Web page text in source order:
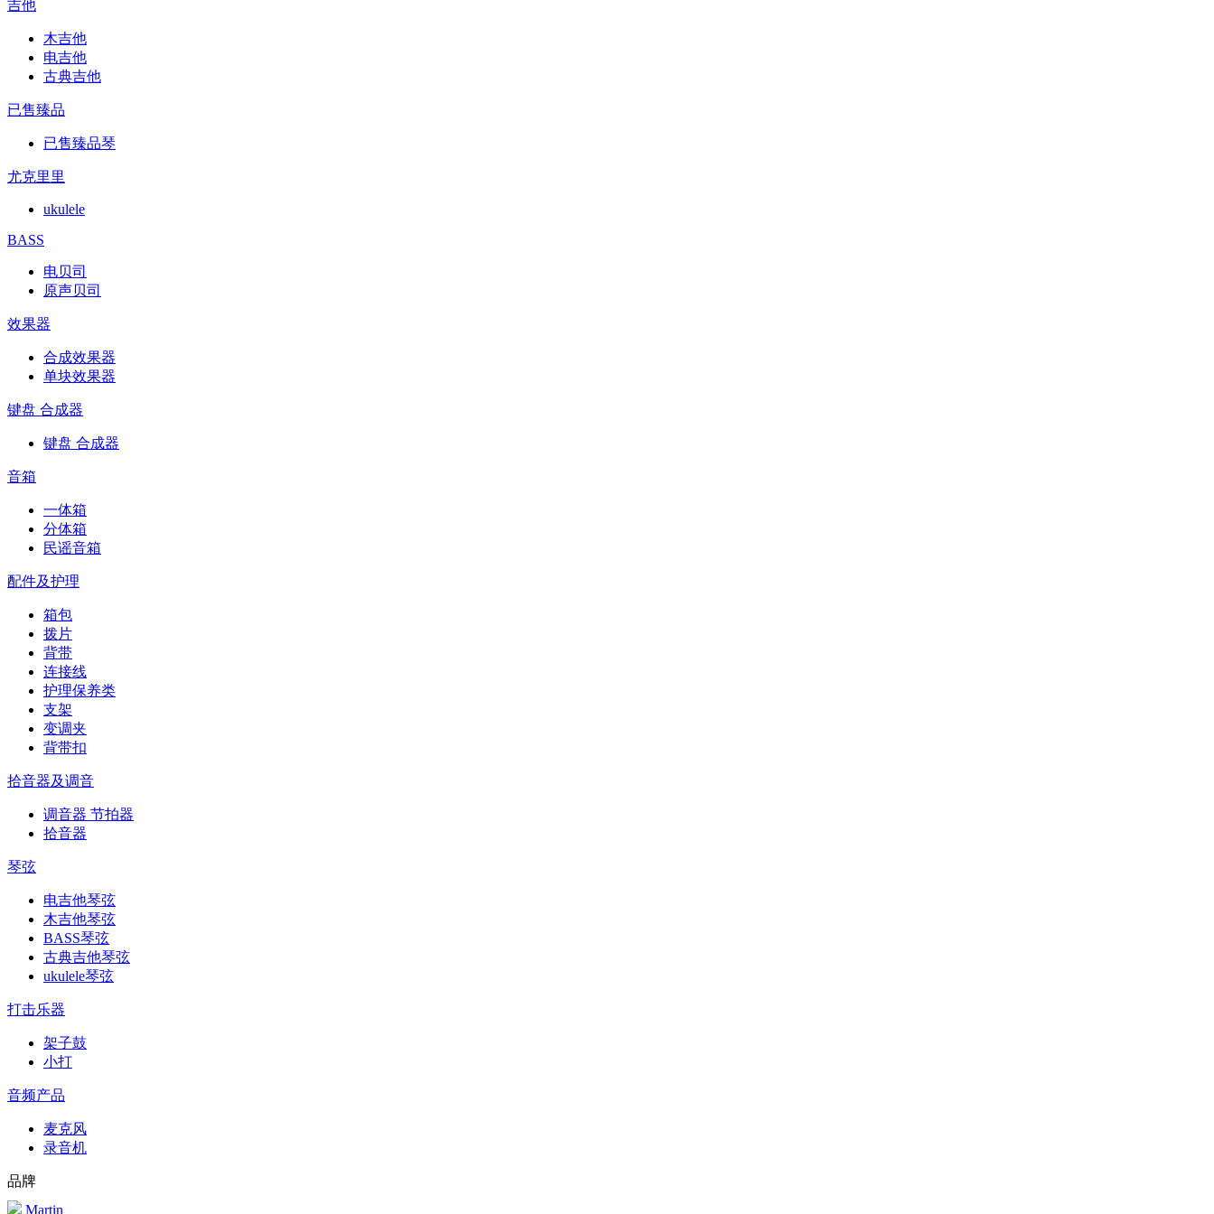
吉他
木吉他
电吉他
古典吉他
已售臻品
已售臻品琴
尤克里里
ukulele
BASS
电贝司
原声贝司
效果器
合成效果器
单块效果器
键盘 合成器
键盘 合成器
音箱
一体箱
分体箱
民谣音箱
配件及护理
箱包
拨片
背带
连接线
护理保养类
支架
变调夹
背带扣
拾音器及调音
调音器 节拍器
拾音器
琴弦
电吉他琴弦
木吉他琴弦
BASS琴弦
古典吉他琴弦
ukulele琴弦
打击乐器
架子鼓
小打
音频产品
麦克风
录音机
品牌
Martin